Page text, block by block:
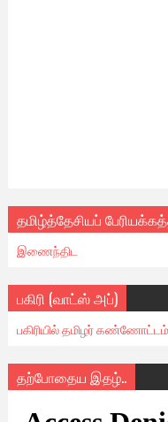
தமிழ்த்தேசியப்
இணைந்திட
பகிரி (வாட்ஸ் அப்)
பகிரியில் தமிழர்
தற்போதைய இதழ்..